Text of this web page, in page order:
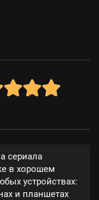
сериала
в хорошем
устройствах:
и планшетах